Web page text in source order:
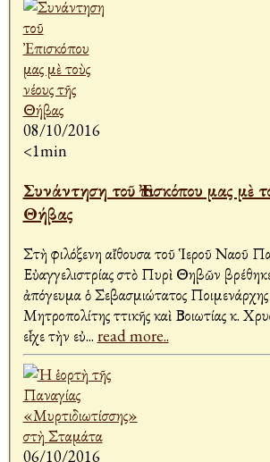
08/10/2016
<1min
Συνάντηση τοῦ Ἐπισκόπου μας μὲ
Θήβας
Στὴ φιλόξενη αἴθουσα τοῦ Ἱεροῦ Ναοῦ
Εὐαγγελιστρίας στὸ Πυρὶ Θηβῶν
ἀπόγευμα ὁ Σεβασμιώτατος
Μητροπολίτης Ἀττικῆς καὶ Βοιωτίας κ.
εἶχε τὴν εὐ... read more..
06/10/2016